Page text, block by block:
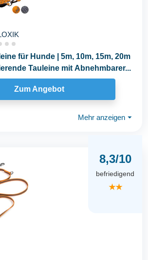
für Hunde | 5m, 10m, 15m, 20m
Tauleine mit Abnehmbarer...
Zum Angebot
Mehr anzeigen ⏷
8,3/10
befriedigend
★★